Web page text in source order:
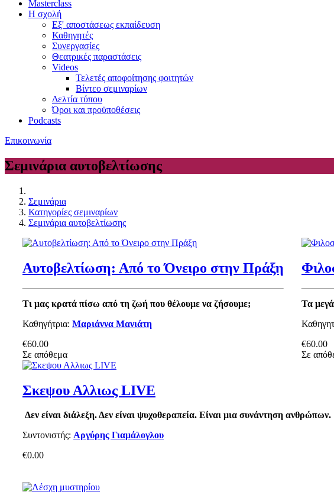
Masterclass
Η σχολή
Εξ' αποστάσεως εκπαίδευση
Καθηγητές
Συνεργασίες
Θεατρικές παραστάσεις
Videos
Τελετές αποφοίτησης φοιτητών
Βίντεο σεμιναρίων
Δελτία τύπου
Όροι και προϋποθέσεις
Podcasts
Επικοινωνία
Σεμινάρια αυτοβελτίωσης
Σεμινάρια
Κατηγορίες σεμιναρίων
Σεμινάρια αυτοβελτίωσης
Αυτοβελτίωση: Από το Όνειρο στην Πράξη
Τι μας κρατά πίσω από τη ζωή που θέλουμε να ζήσουμε;
Καθηγήτρια: Μαριάννα Μανιάτη
€60.00
Σε απόθεμα
Τα
€60.00
Σε
Σκεψου Αλλιως LIVE
Δεν είναι διάλεξη. Δεν είναι ψυχοθεραπεία. Είναι μια συνάντηση ανθρώπων.
Συντονιστής: Αργύρης Γιαμάλογλου
€0.00